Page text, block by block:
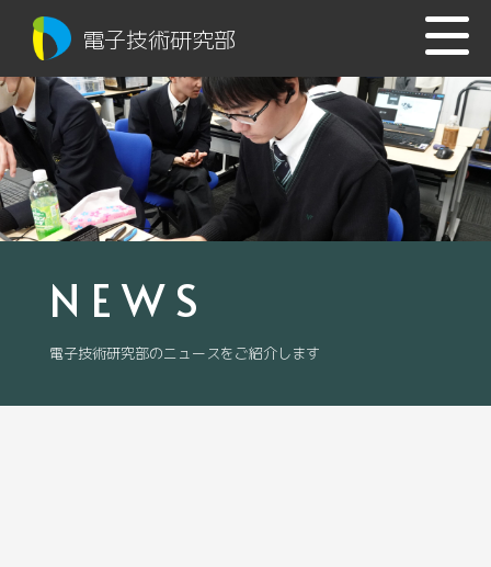
電子技術研究部
NEWS
電子技術研究部のニュースをご紹介します